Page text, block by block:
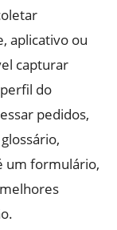
aplicativo ou
capturar
do
pedidos,
um formulário,